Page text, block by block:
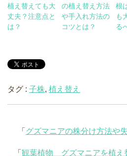
植え替えても大
丈夫？注意点と
は？
の植え替え方法
や手入れ方法の
コツとは？
根
も
る
タグ : 子株, 植え替え
「 グズマニアの株分け方法や
「 観葉植物 グズマニアを植え